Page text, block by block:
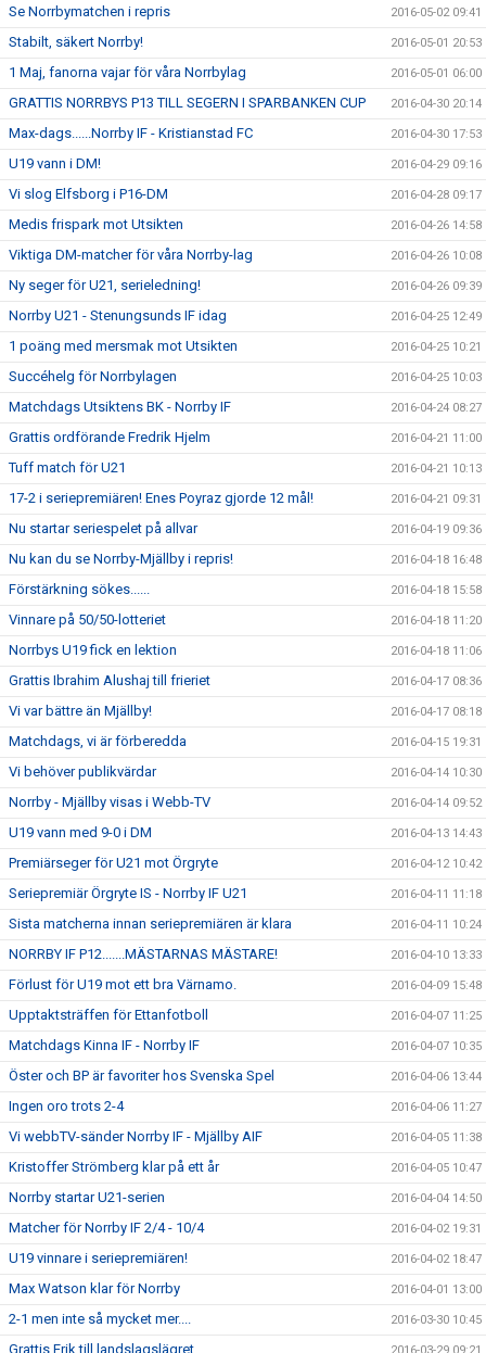
Se Norrbymatchen i repris 2016-05-02 09:41
Stabilt, säkert Norrby! 2016-05-01 20:53
1 Maj, fanorna vajar för våra Norrbylag 2016-05-01 06:00
GRATTIS NORRBYS P13 TILL SEGERN I SPARBANKEN CUP 2016-04-30 20:14
Max-dags......Norrby IF - Kristianstad FC 2016-04-30 17:53
U19 vann i DM! 2016-04-29 09:16
Vi slog Elfsborg i P16-DM 2016-04-28 09:17
Medis frispark mot Utsikten 2016-04-26 14:58
Viktiga DM-matcher för våra Norrby-lag 2016-04-26 10:08
Ny seger för U21, serieledning! 2016-04-26 09:39
Norrby U21 - Stenungsunds IF idag 2016-04-25 12:49
1 poäng med mersmak mot Utsikten 2016-04-25 10:21
Succéhelg för Norrbylagen 2016-04-25 10:03
Matchdags Utsiktens BK - Norrby IF 2016-04-24 08:27
Grattis ordförande Fredrik Hjelm 2016-04-21 11:00
Tuff match för U21 2016-04-21 10:13
17-2 i seriepremiären! Enes Poyraz gjorde 12 mål! 2016-04-21 09:31
Nu startar seriespelet på allvar 2016-04-19 09:36
Nu kan du se Norrby-Mjällby i repris! 2016-04-18 16:48
Förstärkning sökes...... 2016-04-18 15:58
Vinnare på 50/50-lotteriet 2016-04-18 11:20
Norrbys U19 fick en lektion 2016-04-18 11:06
Grattis Ibrahim Alushaj till frieriet 2016-04-17 08:36
Vi var bättre än Mjällby! 2016-04-17 08:18
Matchdags, vi är förberedda 2016-04-15 19:31
Vi behöver publikvärdar 2016-04-14 10:30
Norrby - Mjällby visas i Webb-TV 2016-04-14 09:52
U19 vann med 9-0 i DM 2016-04-13 14:43
Premiärseger för U21 mot Örgryte 2016-04-12 10:42
Seriepremiär Örgryte IS - Norrby IF U21 2016-04-11 11:18
Sista matcherna innan seriepremiären är klara 2016-04-11 10:24
NORRBY IF P12.......MÄSTARNAS MÄSTARE! 2016-04-10 13:33
Förlust för U19 mot ett bra Värnamo. 2016-04-09 15:48
Upptaktsträffen för Ettanfotboll 2016-04-07 11:25
Matchdags Kinna IF - Norrby IF 2016-04-07 10:35
Öster och BP är favoriter hos Svenska Spel 2016-04-06 13:44
Ingen oro trots 2-4 2016-04-06 11:27
Vi webbTV-sänder Norrby IF - Mjällby AIF 2016-04-05 11:38
Kristoffer Strömberg klar på ett år 2016-04-05 10:47
Norrby startar U21-serien 2016-04-04 14:50
Matcher för Norrby IF 2/4 - 10/4 2016-04-02 19:31
U19 vinnare i seriepremiären! 2016-04-02 18:47
Max Watson klar för Norrby 2016-04-01 13:00
2-1 men inte så mycket mer.... 2016-03-30 10:45
Grattis Erik till landslagslägret